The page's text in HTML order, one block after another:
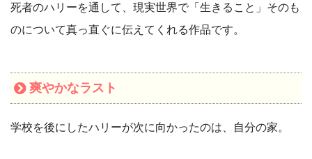
死者のハリーを通して、現実世界で「生きること」そのも
のについて真っ直ぐに伝えてくれる作品です。
爽やかなラスト
学校を後にしたハリーが次に向かったのは、自分の家。